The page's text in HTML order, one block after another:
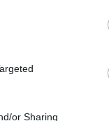
or Sharing